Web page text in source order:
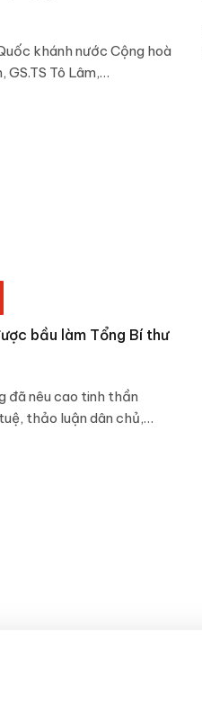
khánh nước Cộng hoà
GS.TS Tô Lâm,…
bầu làm Tổng Bí thư
đã nêu cao tinh thần
thảo luận dân chủ,…